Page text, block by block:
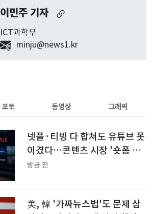
이민주 기자
ICT과학부
minju@news1.kr
포토 동영상 그래픽
넷플·티빙 다 합쳐도 유튜브 못
이겼다…콘텐츠 시장 '숏폼 vs
롱폼' 재편
방금 전
美, 韓 '가짜뉴스법'도 문제 삼